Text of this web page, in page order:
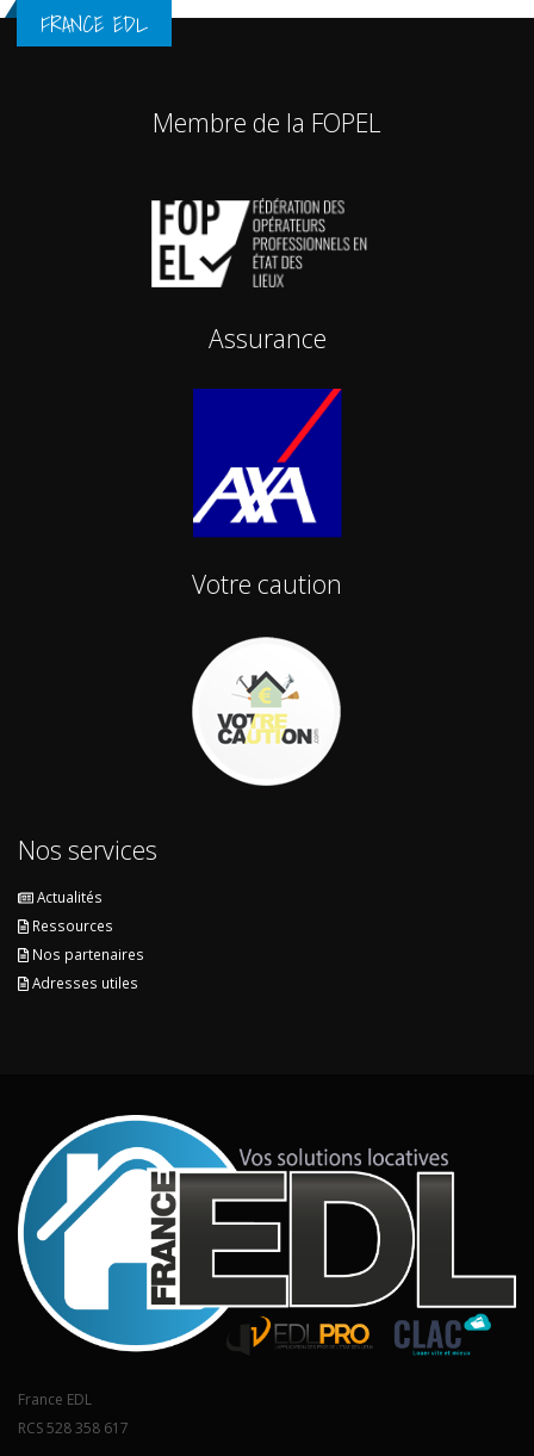
FRANCE EDL
Membre de la FOPEL
Assurance
Votre caution
Nos services
Actualités
Ressources
Nos partenaires
Adresses utiles
France EDL
RCS 528 358 617